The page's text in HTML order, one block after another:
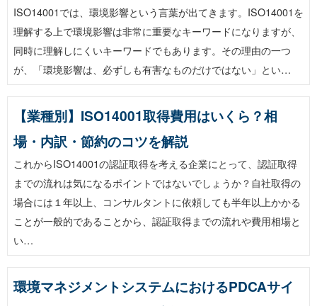
ISO14001では、環境影響という言葉が出てきます。ISO14001を
理解する上で環境影響は非常に重要なキーワードになりますが、
同時に理解しにくいキーワードでもあります。その理由の一つ
が、「環境影響は、必ずしも有害なものだけではない」とい…
【業種別】ISO14001取得費用はいくら？相
場・内訳・節約のコツを解説
これからISO14001の認証取得を考える企業にとって、認証取得
までの流れは気になるポイントではないでしょうか？自社取得の
場合には１年以上、コンサルタントに依頼しても半年以上かかる
ことが一般的であることから、認証取得までの流れや費用相場と
い…
環境マネジメントシステムにおけるPDCAサイ